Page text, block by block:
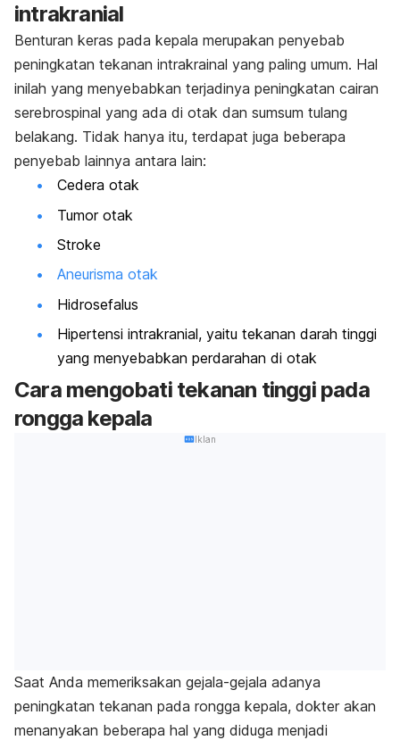
intrakranial
Benturan keras pada kepala merupakan penyebab
peningkatan tekanan intrakrainal yang paling umum. Hal
inilah yang menyebabkan terjadinya peningkatan cairan
serebrospinal yang ada di otak dan sumsum tulang
belakang. Tidak hanya itu, terdapat juga beberapa
penyebab lainnya antara lain:
Cedera otak
Tumor otak
Stroke
Aneurisma otak
Hidrosefalus
Hipertensi intrakranial, yaitu tekanan darah tinggi
yang menyebabkan perdarahan di otak
Cara mengobati tekanan tinggi pada
rongga kepala
Iklan
Saat Anda memeriksakan gejala-gejala adanya
peningkatan tekanan pada rongga kepala, dokter akan
menanyakan beberapa hal yang diduga menjadi